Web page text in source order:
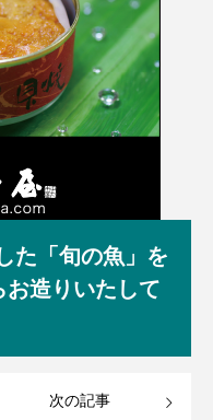
た「旬の魚」を
お造りいたして
次の記事